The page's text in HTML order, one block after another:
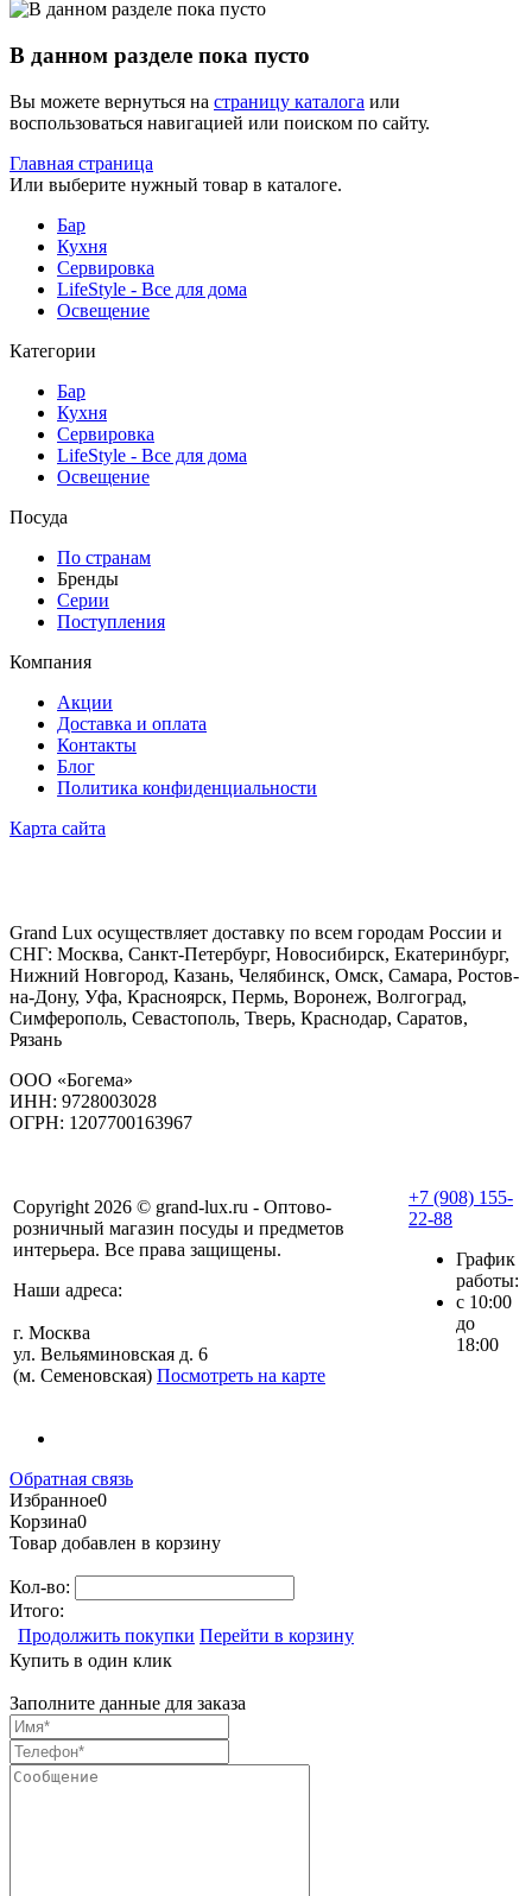
В данном разделе пока пусто
Вы можете вернуться на страницу каталога или
воспользоваться навигацией или поиском по сайту.
Главная страница
Или выберите нужный товар в каталоге.
Бар
Кухня
Сервировка
LifeStyle - Все для дома
Освещение
Категории
Бар
Кухня
Сервировка
LifeStyle - Все для дома
Освещение
Посуда
По странам
Бренды
Серии
Поступления
Компания
Акции
Доставка и оплата
Контакты
Блог
Политика конфиденциальности
Карта сайта
Grand Lux осуществляет доставку по всем городам России и
СНГ: Москва, Санкт-Петербург, Новосибирск, Екатеринбург,
Нижний Новгород, Казань, Челябинск, Омск, Самара, Ростов-
на-Дону, Уфа, Красноярск, Пермь, Воронеж, Волгоград,
Симферополь, Севастополь, Тверь, Краснодар, Саратов,
Рязань
ООО «Богема»
ИНН: 9728003028
ОГРН: 1207700163967
Copyright 2026 © grand-lux.ru - Оптово-
розничный магазин посуды и предметов
интерьера. Все права защищены.
Наши адреса:
г. Москва
ул. Вельяминовская д. 6
(м. Семеновская) Посмотреть на карте
+7 (908) 155-
22-88
График
работы:
с 10:00
до
18:00
Обратная связь
Избранное0
Корзина0
Товар добавлен в корзину
Кол-во:
Итого:
Продолжить покупки Перейти в корзину
Купить в один клик
Заполните данные для заказа